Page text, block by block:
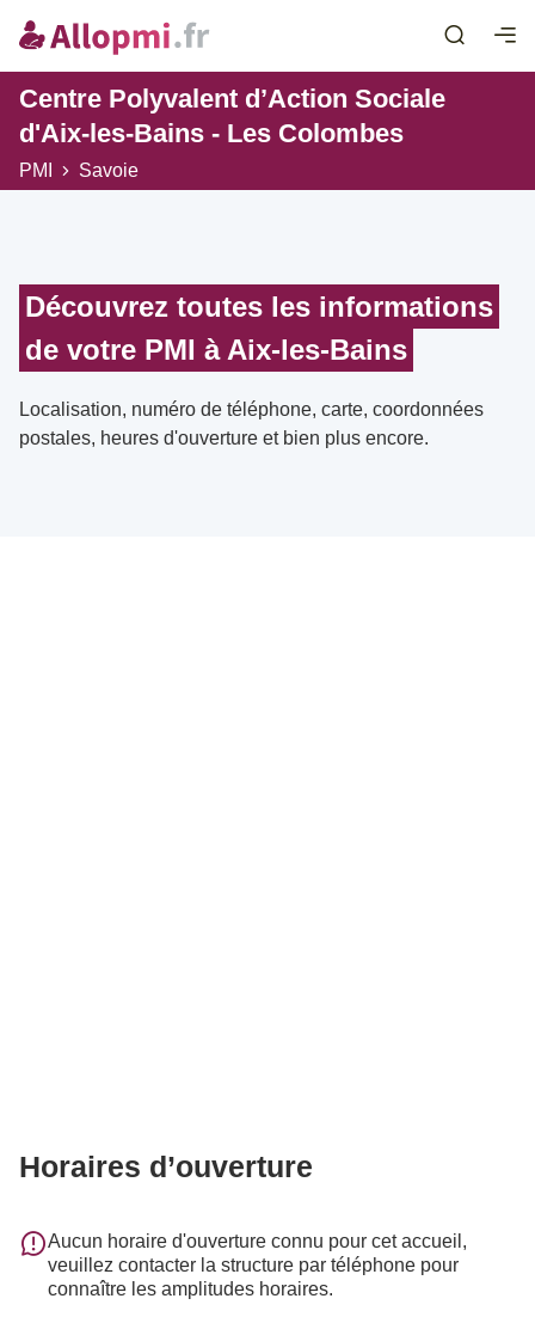
Centre Polyvalent d’Action Sociale
d'Aix-les-Bains - Les Colombes
PMI Savoie
Découvrez toutes les informations
de votre PMI à Aix-les-Bains
Localisation, numéro de téléphone, carte, coordonnées
postales, heures d'ouverture et bien plus encore.
Horaires d’ouverture
Aucun horaire d'ouverture connu pour cet accueil,
veuillez contacter la structure par téléphone pour
connaître les amplitudes horaires.